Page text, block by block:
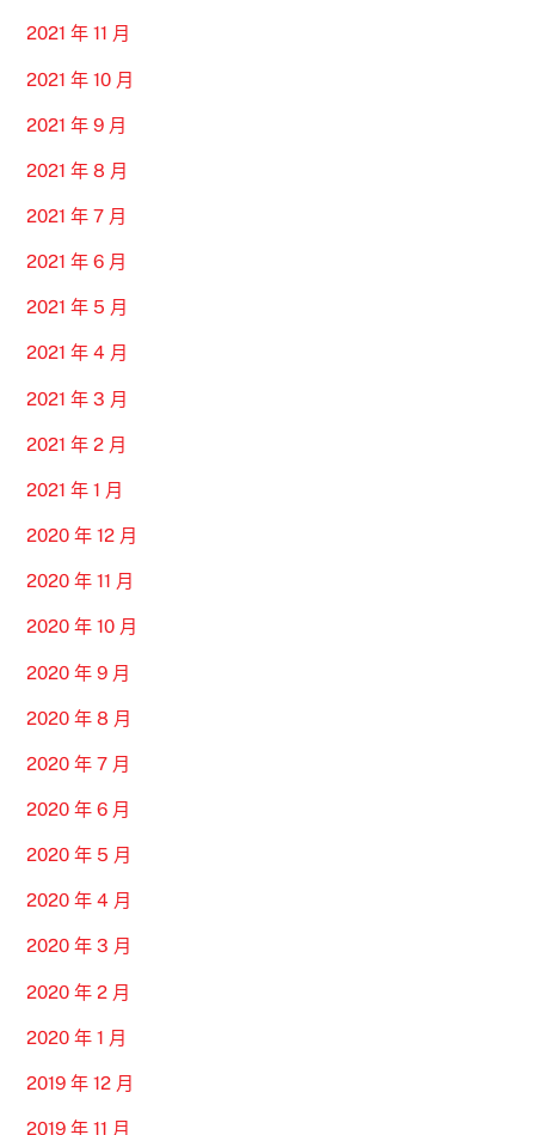
2021 年 11 月
2021 年 10 月
2021 年 9 月
2021 年 8 月
2021 年 7 月
2021 年 6 月
2021 年 5 月
2021 年 4 月
2021 年 3 月
2021 年 2 月
2021 年 1 月
2020 年 12 月
2020 年 11 月
2020 年 10 月
2020 年 9 月
2020 年 8 月
2020 年 7 月
2020 年 6 月
2020 年 5 月
2020 年 4 月
2020 年 3 月
2020 年 2 月
2020 年 1 月
2019 年 12 月
2019 年 11 月